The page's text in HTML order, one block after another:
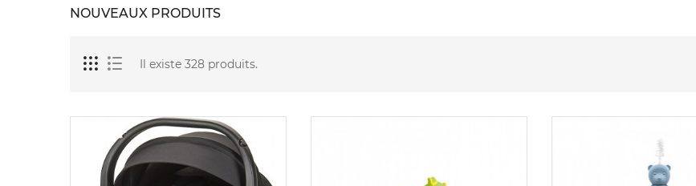
NOUVEAUX PRODUITS
Il existe 328 produits.